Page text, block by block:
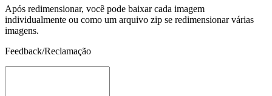
Após redimensionar, você pode baixar cada imagem
individualmente ou como um arquivo zip se redimensionar várias
imagens.
Feedback/Reclamação